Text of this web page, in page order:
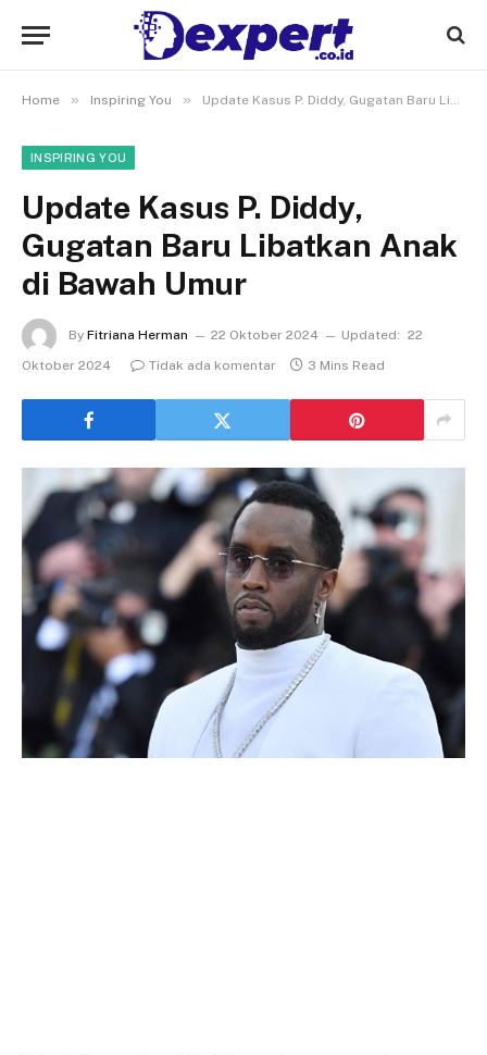
Home » Inspiring You » Update Kasus P. Diddy, Gugatan Baru Libatkan Anak di Bawah Umur
INSPIRING YOU
Update Kasus P. Diddy,
Gugatan Baru Libatkan Anak
di Bawah Umur
By Fitriana Herman 22 Oktober 2024 Updated: 22
Oktober 2024
Tidak ada komentar 3 Mins Read